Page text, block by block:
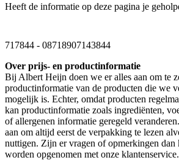
Heeft de informatie op deze pagina je
717844 - 08718907143844
Over prijs- en productinformatie
Bij Albert Heijn doen we er alles aan om te
productinformatie van de producten die we
mogelijk is. Echter, omdat producten
kan productinformatie zoals ingrediënten,
of allergenen informatie geregeld
aan om altijd eerst de verpakking te lezen
nuttigen. Zijn er vragen of opmerkingen dan
worden opgenomen met onze klantenservice.